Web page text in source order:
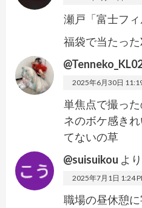
瀬戸「富士フィ
福袋で当たった
2025年6月30日
単焦点で撮っ
ネのボケ感き
てないの草
@suisuikou よ
2025年7月1日 1:24
職場の昼休憩